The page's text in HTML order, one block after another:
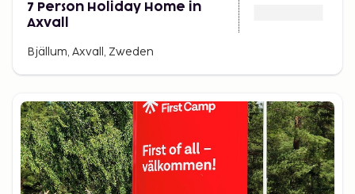
7 Person Holiday Home in
Axvall
Bjällum, Axvall, Zweden